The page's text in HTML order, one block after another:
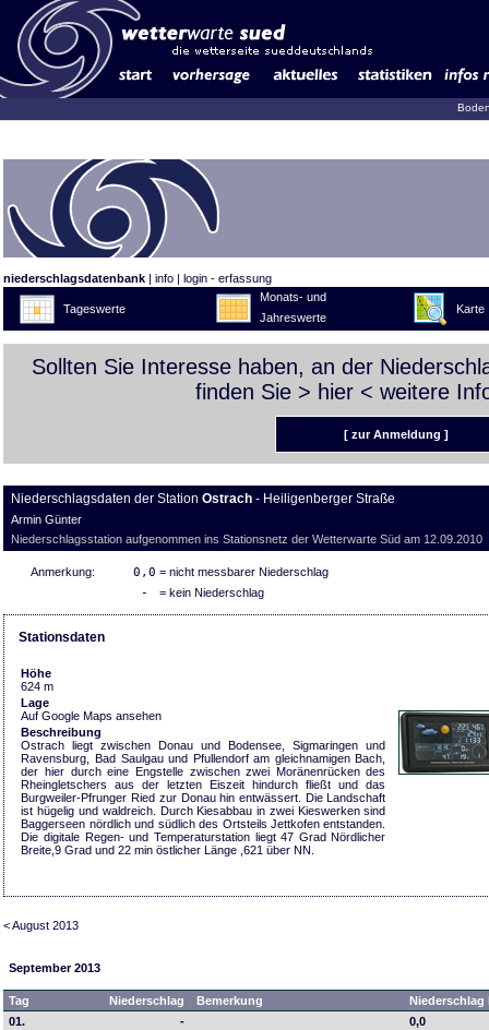
niederschlagsdatenbank | info | login - erfassung
Tageswerte
Monats- und
Jahreswerte
Karte
Sollten Sie Interesse haben, an der
finden Sie > hier < weitere
[ zur Anmeldung ]
Niederschlagsdaten der Station Ostrach - Heiligenberger Straße
Armin Günter
Niederschlagsstation aufgenommen ins Stationsnetz der Wetterwarte Süd am 12.09.2010
Anmerkung: 0,0 = nicht messbarer Niederschlag
- = kein Niederschlag
Stationsdaten
Höhe
624 m
Lage
Auf Google Maps ansehen
Beschreibung
Ostrach liegt zwischen Donau und Bodensee, Sigmaringen und
Ravensburg, Bad Saulgau und Pfullendorf am gleichnamigen Bach,
der hier durch eine Engstelle zwischen zwei Moränenrücken des
Rheingletschers aus der letzten Eiszeit hindurch fließt und das
Burgweiler-Pfrunger Ried zur Donau hin entwässert. Die Landschaft
ist hügelig und waldreich. Durch Kiesabbau in zwei Kieswerken sind
Baggerseen nördlich und südlich des Ortsteils Jettkofen entstanden.
Die digitale Regen- und Temperaturstation liegt 47 Grad Nördlicher
Breite,9 Grad und 22 min östlicher Länge ,621 über NN.
< August 2013
September 2013
Tag Niederschlag Bemerkung
01.
-
0,0